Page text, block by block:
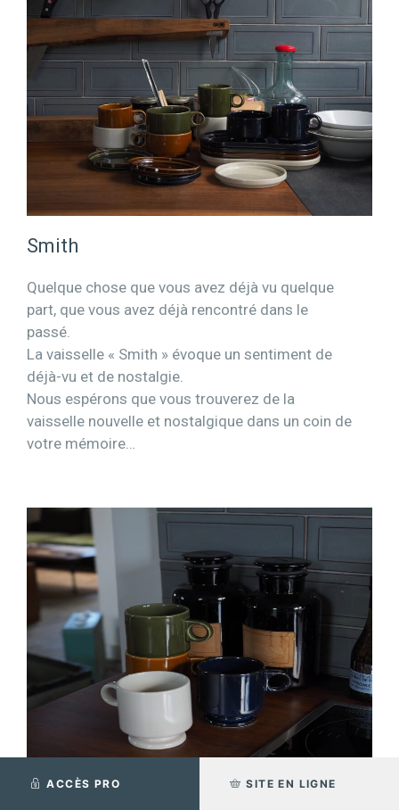
Smith
Quelque chose que vous avez déjà vu quelque
part, que vous avez déjà rencontré dans le
passé.
La vaisselle « Smith » évoque un sentiment de
déjà-vu et de nostalgie.
Nous espérons que vous trouverez de la
vaisselle nouvelle et nostalgique dans un coin de
votre mémoire…
ACCÈS PRO SITE EN LIGNE